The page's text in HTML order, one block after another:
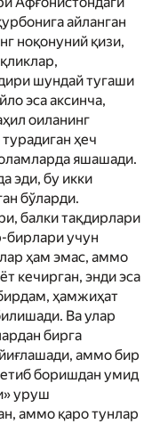
айланган
ноқонуний қизи,
шундай тугаши
эса аксинча,
оиланинг
ҳеч
яшашади.
эди, бу икки
бўларди.
балки тақдирлари
бирлари учун
ҳам эмас, аммо
кечирган, энди эса
ҳамжиҳат
Ва улар
бирга
аммо бир
етиб боришдан умид
уруш
аммо қаро тунлар